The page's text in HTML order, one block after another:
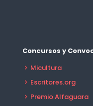
Concursos y
Micultura
Escritores.org
Premio Alfaguara